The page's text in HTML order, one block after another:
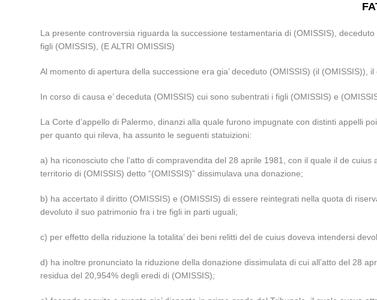
La presente controversia riguarda la successione testamentaria di (OMISSIS),
figli (OMISSIS), (E ALTRI OMISSIS)
Al momento di apertura della successione era gia’ deceduto (OMISSIS) (il (OMISSIS)),
In corso di causa e’ deceduta (OMISSIS) cui sono subentrati i figli (OMISSIS) e
La Corte d’appello di Palermo, dinanzi alla quale furono impugnate con distinti appelli
per quanto qui rileva, ha assunto le seguenti statuizioni:
a) ha riconosciuto che l’atto di compravendita del 28 aprile 1981, con il quale il de
territorio di (OMISSIS) detto “(OMISSIS)” dissimulava una donazione;
b) ha accertato il diritto (OMISSIS) e (OMISSIS) di essere reintegrati nella quota di
devoluto il suo patrimonio fra i tre figli in parti uguali;
c) per effetto della riduzione la totalita’ dei beni relitti del de cuius doveva intendersi
d) ha inoltre pronunciato la riduzione della donazione dissimulata di cui all’atto del 28
residua del 20,954% degli eredi di (OMISSIS);